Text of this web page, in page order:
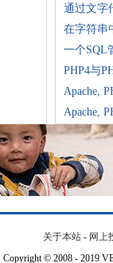
通过文字
在字符串
一个SQL
PHP4与
Apache,
Apache,
关于本站 - 网上
Copyright © 2008 - 2019